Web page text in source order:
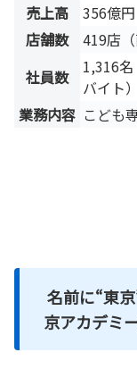
売上高
356億円
店舗数
419店（
社員数
1,316
バイト）
業務内容 こども
名前に“東
京アカデミー